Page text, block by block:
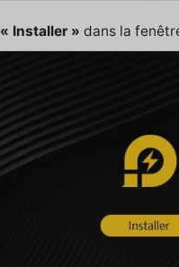
« Installer » dans la